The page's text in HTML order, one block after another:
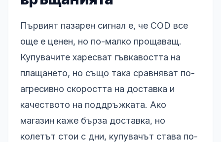
Първият пазарен сигнал е, че COD все
още е ценен, но по-малко прощаващ.
Купувачите харесват гъвкавостта на
плащането, но също така сравняват по-
агресивно скоростта на доставка и
качеството на поддръжката. Ако
магазин каже бърза доставка, но
колетът стои с дни, купувачът става по-